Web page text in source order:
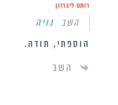
רותם ליברזון
השב נויה
הוספתי, תודה.
השב